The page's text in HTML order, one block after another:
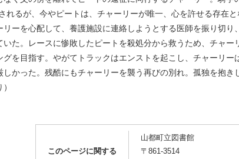
れるが、今やピートは、チャーリーが唯一、心を許せる存在
ーを心配して、養護施設に連絡しようとする医師を振り切
いた。レースに惨敗したピートを殺処分から救うため、チャ
を目指す。やがてトラックはエンストを起こし、チャーリ
かった。残酷にもチャーリーを襲う再びの別れ。孤独を抱
このページに関する
山都町立図書館
〒861-3514